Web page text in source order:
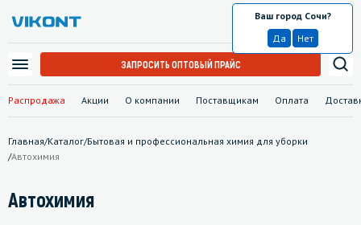
Распродажа Акции О компании Поставщикам Оплата
Ваш город Сочи?
Да
Нет
ЗАПРОСИТЬ ОПТОВЫЙ ПРАЙС
Главная/Каталог/Бытовая и профессиональная химия для уборки
/Автохимия
Автохимия